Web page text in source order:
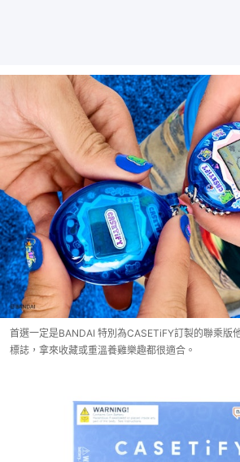
首選一定是BANDAI 特別為CASETiFY訂製的聯乘版
標誌，拿來收藏或重溫養雞樂趣都很適合。